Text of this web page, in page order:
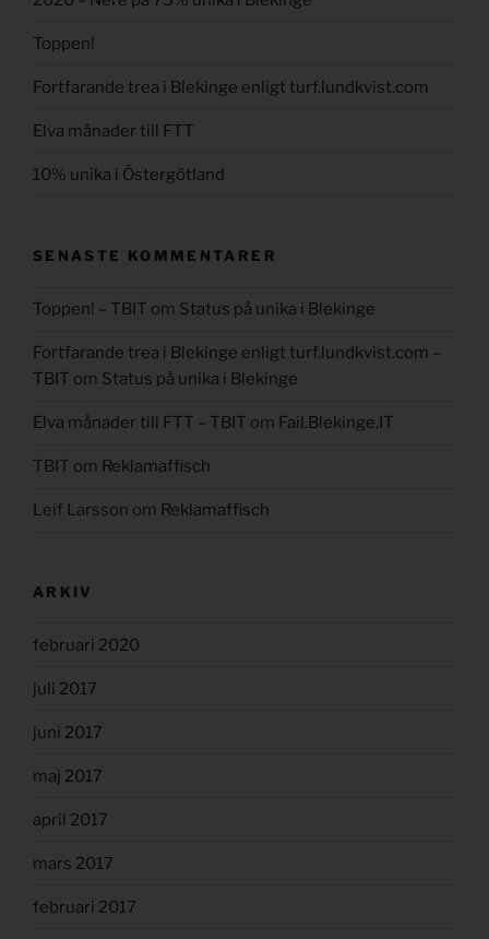
Toppen!
Fortfarande trea i Blekinge enligt turf.lundkvist.com
Elva månader till FTT
10% unika i Östergötland
SENASTE KOMMENTARER
Toppen! – TBIT om Status på unika i Blekinge
Fortfarande trea i Blekinge enligt turf.lundkvist.com –
TBIT om Status på unika i Blekinge
Elva månader till FTT – TBIT om Fail.Blekinge.IT
TBIT om Reklamaffisch
Leif Larsson om Reklamaffisch
ARKIV
februari 2020
juli 2017
juni 2017
maj 2017
april 2017
mars 2017
februari 2017